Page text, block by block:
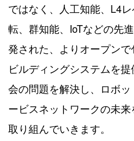
ではなく、人工知能、L4
転、群知能、IoTなどの先
発された、よりオープンで
ビルディングシステムを
会の問題を解決し、ロボ
ービスネットワークの未
取り組んでいきます。